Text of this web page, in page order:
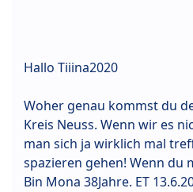
Hallo Tiiina2020
Woher genau kommst du
Kreis Neuss. Wenn wir es
man sich ja wirklich mal
spazieren gehen! Wenn du
Bin Mona 38Jahre. ET